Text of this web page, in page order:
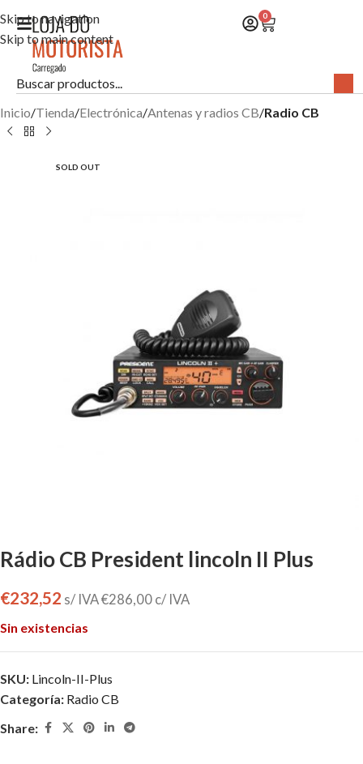
Skip to navigation
Skip to main content
0
Inicio Tienda Electrónica Antenas y radios CB Radio CB
SOLD OUT
Rádio CB President lincoln II Plus
€232,52 s/ IVA€286,00 c/ IVA
Sin existencias
SKU: Lincoln-II-Plus
Categoría: Radio CB
Share: